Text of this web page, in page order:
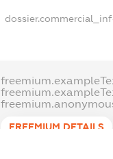
FREEMIUM.DETAILS